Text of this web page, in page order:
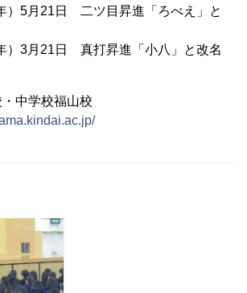
）5月21日 二ツ目昇進「ろべえ」と
）3月21日 真打昇進「小八」と改名
中学校福山校